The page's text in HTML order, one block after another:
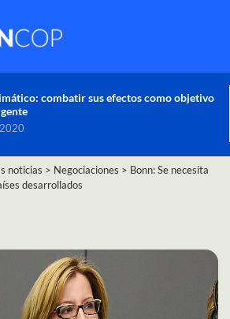
por COVID-19 da tregua al cambio
gases que calientan la Tierra llegan a
noticias > Negociaciones > Bonn: Se necesita
desarrollados